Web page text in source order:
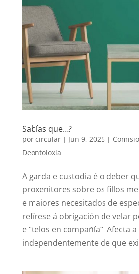
Sabías que…?
por circular| Jun 9, 2025|
Deontoloxía
A garda e custodia é o deber
proxenitores sobre os fillos
e maiores necesitados de
refírese á obrigación de velar
e “telos en compañía”. Afecta
independentemente de que